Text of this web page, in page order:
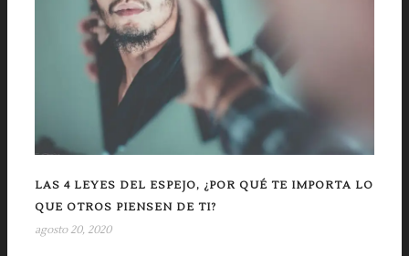
LAS 4 LEYES DEL ESPEJO, ¿POR QUÉ TE IMPORTA LO
QUE OTROS PIENSEN DE TI?
agosto 20, 2020